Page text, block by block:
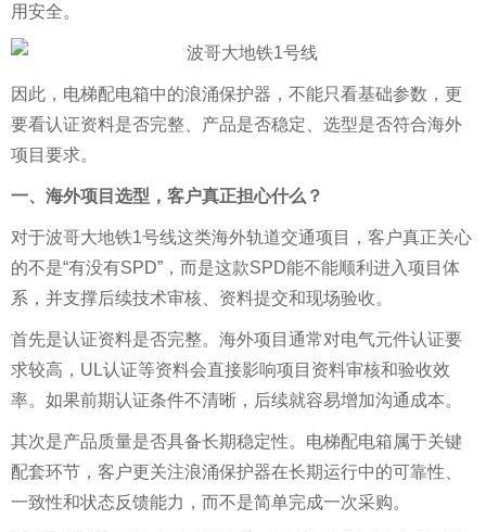
用安全。
因此，电梯配电箱中的浪涌保护器，不能只看基础参数，更
要看认证资料是否完整、产品是否稳定、选型是否符合海外
项目要求。
一、海外项目选型，客户真正担心什么？
对于波哥大地铁1号线这类海外轨道交通项目，客户真正关心
的不是“有没有SPD”，而是这款SPD能不能顺利进入项目体
系，并支撑后续技术审核、资料提交和现场验收。
首先是认证资料是否完整。海外项目通常对电气元件认证要
求较高，UL认证等资料会直接影响项目资料审核和验收效
率。如果前期认证条件不清晰，后续就容易增加沟通成本。
其次是产品质量是否具备长期稳定性。电梯配电箱属于关键
配套环节，客户更关注浪涌保护器在长期运行中的可靠性、
一致性和状态反馈能力，而不是简单完成一次采购。